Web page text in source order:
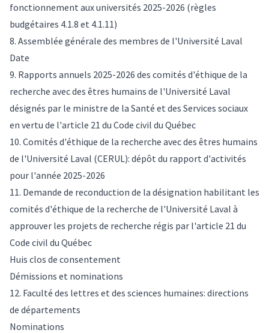
fonctionnement aux universités 2025-2026 (règles
budgétaires 4.1.8 et 4.1.11)
8. Assemblée générale des membres de l'Université Laval
Date
9. Rapports annuels 2025-2026 des comités d'éthique de la
recherche avec des êtres humains de l'Université Laval
désignés par le ministre de la Santé et des Services sociaux
en vertu de l'article 21 du Code civil du Québec
10. Comités d'éthique de la recherche avec des êtres humains
de l'Université Laval (CERUL): dépôt du rapport d'activités
pour l'année 2025-2026
11. Demande de reconduction de la désignation habilitant les
comités d'éthique de la recherche de l'Université Laval à
approuver les projets de recherche régis par l'article 21 du
Code civil du Québec
Huis clos de consentement
Démissions et nominations
12. Faculté des lettres et des sciences humaines: directions
de départements
Nominations